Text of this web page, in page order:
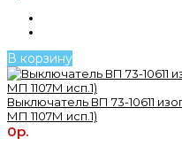
В корзину
Выключатель ВП 73-10611
МП 1107М исп.1)
0р.